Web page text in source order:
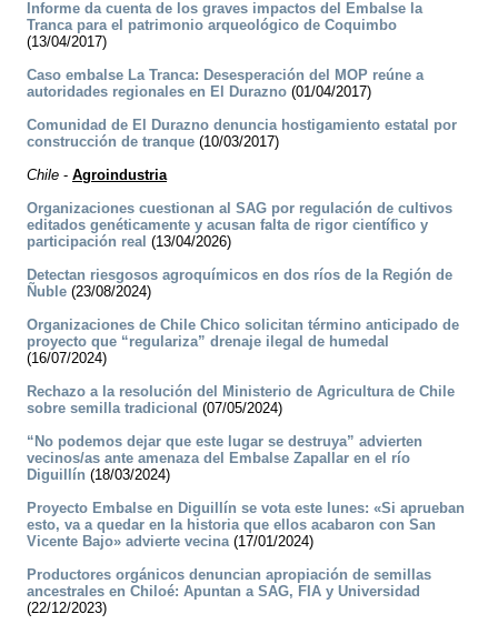
Informe da cuenta de los graves impactos del Embalse la
Tranca para el patrimonio arqueológico de Coquimbo
(13/04/2017)
Caso embalse La Tranca: Desesperación del MOP reúne a
autoridades regionales en El Durazno (01/04/2017)
Comunidad de El Durazno denuncia hostigamiento estatal por
construcción de tranque (10/03/2017)
Chile - Agroindustria
Organizaciones cuestionan al SAG por regulación de cultivos
editados genéticamente y acusan falta de rigor científico y
participación real (13/04/2026)
Detectan riesgosos agroquímicos en dos ríos de la Región de
Ñuble (23/08/2024)
Organizaciones de Chile Chico solicitan término anticipado de
proyecto que “regulariza” drenaje ilegal de humedal
(16/07/2024)
Rechazo a la resolución del Ministerio de Agricultura de Chile
sobre semilla tradicional (07/05/2024)
“No podemos dejar que este lugar se destruya” advierten
vecinos/as ante amenaza del Embalse Zapallar en el río
Diguillín (18/03/2024)
Proyecto Embalse en Diguillín se vota este lunes: «Si aprueban
esto, va a quedar en la historia que ellos acabaron con San
Vicente Bajo» advierte vecina(17/01/2024)
Productores orgánicos denuncian apropiación de semillas
ancestrales en Chiloé: Apuntan a SAG, FIA y Universidad
(22/12/2023)